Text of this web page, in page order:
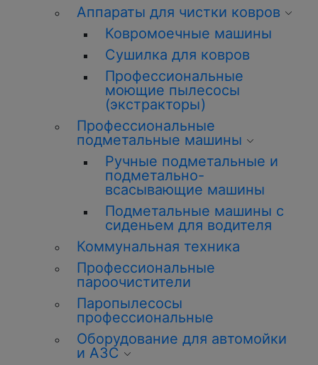
Аппараты для чистки ковров
Ковромоечные машины
Сушилка для ковров
Профессиональные
моющие пылесосы
(экстракторы)
Профессиональные
подметальные машины
Ручные подметальные и
подметально-
всасывающие машины
Подметальные машины с
сиденьем для водителя
Коммунальная техника
Профессиональные
пароочистители
Паропылесосы
профессиональные
Оборудование для автомойки
и АЗС